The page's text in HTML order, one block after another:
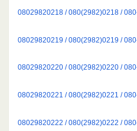
08029820218 / 080(2982)0218 /
08029820219 / 080(2982)0219 /
08029820220 / 080(2982)0220 /
08029820221 / 080(2982)0221 /
08029820222 / 080(2982)0222 /